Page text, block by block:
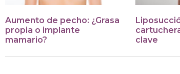
Aumento de pecho: ¿Grasa
propia o implante
mamario?
clave